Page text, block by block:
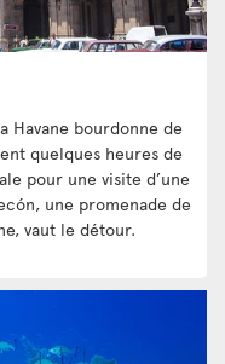
Havane bourdonne de
quelques heures de
pour une visite d’une
une promenade de
vaut le détour.